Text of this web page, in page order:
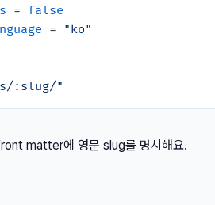
= false
= "ko"
:slug/"
matter에 영문 slug를 명시해요.